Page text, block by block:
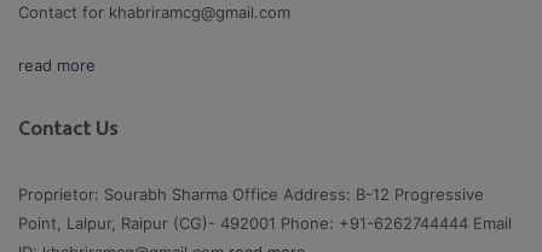
Contact for khabriramcg@gmail.com
read more
Contact Us
Proprietor: Sourabh Sharma Office Address: B-12 Progressive
Point, Lalpur, Raipur (CG)- 492001 Phone: +91-6262744444 Email